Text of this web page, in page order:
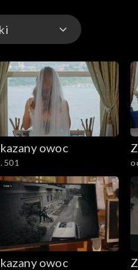
owoc
501
owoc